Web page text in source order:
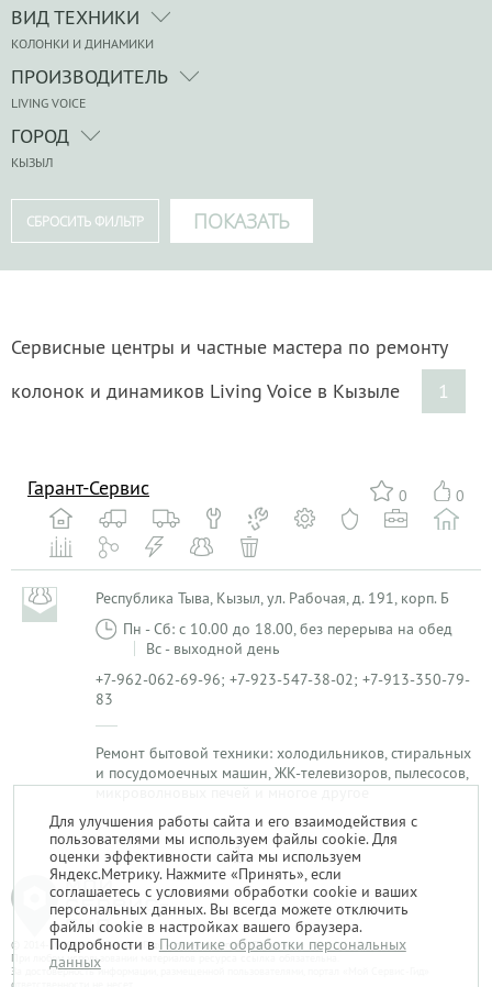
ВИД ТЕХНИКИ
КОЛОНКИ И ДИНАМИКИ
ПРОИЗВОДИТЕЛЬ
LIVING VOICE
ГОРОД
КЫЗЫЛ
Сервисные центры и частные мастера по ремонту
колонок и динамиков Living Voice в Кызыле
1
0 0
Гарант-Сервис
Республика Тыва, Кызыл, ул. Рабочая, д. 191, корп. Б
Пн - Сб: с 10.00 до 18.00, без перерыва на обед
Вс - выходной день
+7-962-062-69-96; +7-923-547-38-02; +7-913-350-79-
83
Ремонт бытовой техники: холодильников, стиральных
и посудомоечных машин, ЖК-телевизоров, пылесосов,
микроволновых печей и многое другое
1
© 2014-2026. «Мой Сервис-Гид» – проект группы «Текарт».
При любом использовании материалов ресурса ссылка обязательна.
За достоверность информации, размещенной пользователями, портал «Мой Сервис-Гид»
Для улучшения работы сайта и его взаимодействия с
пользователями мы используем файлы cookie. Для
оценки эффективности сайта мы используем
Яндекс.Метрику. Нажмите «Принять», если
соглашаетесь с условиями обработки cookie и ваших
персональных данных. Вы всегда можете отключить
файлы cookie в настройках вашего браузера.
Подробности в Политике обработки персональных
данных